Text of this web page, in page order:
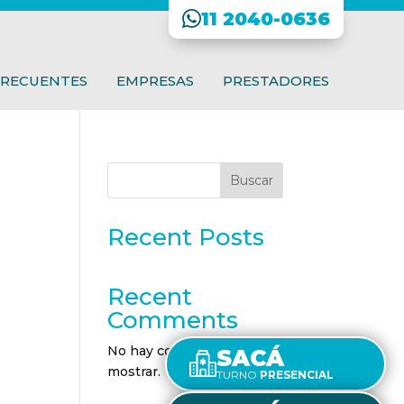
11 2040-0636
EMPRESAS PRESTADORES
Buscar
Recent Posts
Recent
Comments
No hay comentarios que
mostrar.
SACÁ
TURNO PRESENCIAL